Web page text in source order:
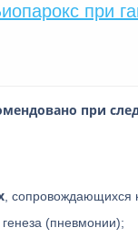
при
при
,
(пневмонии);